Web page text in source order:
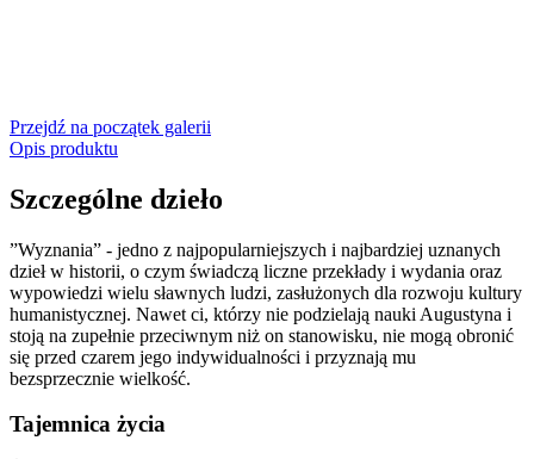
Przejdź na początek galerii
Opis produktu
Szczególne dzieło
”Wyznania” - jedno z najpopularniejszych i najbardziej uznanych
dzieł w historii, o czym świadczą liczne przekłady i wydania oraz
wypowiedzi wielu sławnych ludzi, zasłużonych dla rozwoju kultury
humanistycznej. Nawet ci, którzy nie podzielają nauki Augustyna i
stoją na zupełnie przeciwnym niż on stanowisku, nie mogą obronić
się przed czarem jego indywidualności i przyznają mu
bezsprzecznie wielkość.
Tajemnica życia